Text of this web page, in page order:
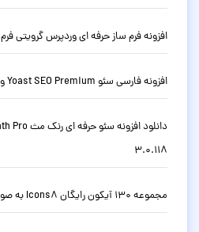
افزونه فرم ساز حرفه ای وردپرس گرویتی فرم Gravity Forms نسخه 3.0.1
افزونه فارسی سئو Yoast SEO Premium وردپرس نسخه حرفه ای 28.2
3.0.118
مجموعه 130 آیکون رایگان Icons8 به صورت SVG